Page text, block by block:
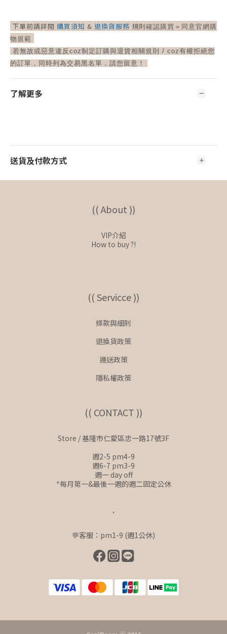
下單前請詳閱 購買須知 & 退換貨服務 規則確認購買＝ 同意官網購
物規範
若無故或惡意違反coz制定訂購與退貨相關規則 / coz有權拒絕您
的訂單，同時列為交易黑名單，請您留意！
了解更多
送貨及付款方式
(( About ))
VIP介紹
How to buy ?!
(( Servicce ))
條款與細則
退換貨政策
運送政策
隱私權政策
(( CONTACT ))
Store / 基隆市仁愛區忠一路17號3F
週2-5 pm4-9
週6-7 pm3-9
週一 day off
*每月第一&最後一週的週二固定公休
.
💬客服：pm1-9 (週1公休)